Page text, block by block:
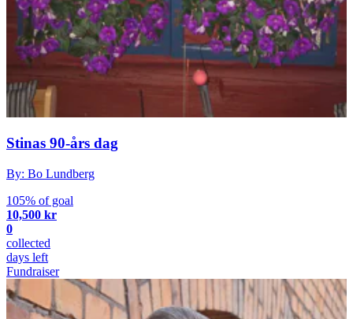
Stinas 90-års dag
By: Bo Lundberg
105% of goal
10,500 kr
0
collected
days left
Fundraiser